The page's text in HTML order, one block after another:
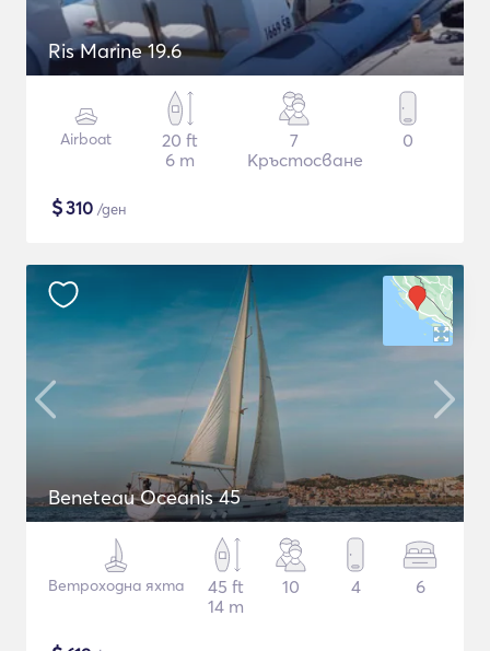
Ris Marine 19.6
Airboat
20 ft
6 m
7
Кръстосване
0
$310 /ден
Beneteau Oceanis 45
Ветроходна яхта
45 ft
14 m
10 4 6